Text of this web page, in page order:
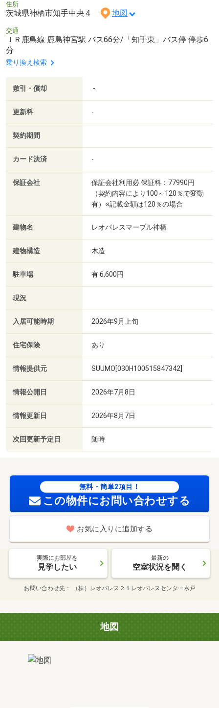
住所
茨城県神栖市知手中央４ 地図
交通
ＪＲ鹿島線 鹿島神宮駅 バス66分/「知手東」バス停 停歩6
分
乗り換え検索
敷引・償却 -
更新料 -
契約期間
カード決済 -
保証会社
保証会社利用必 保証料：77990円
（契約内容により100～120％で変動
有）※記載金額は120％の場合
建物名 レオパレスマーブル神栖
建物構造 木造
駐車場 有 6,600円
現況
入居可能時期 2026年9月上旬
住宅保険 あり
情報提供元 SUUMO[030H100515847342]
情報公開日 2026年7月8日
情報更新日 2026年8月7日
次回更新予定日 随時
無料・簡単2項目！
この物件にお問い合わせする
お気に入りに追加する
実際にお部屋を
見学したい
最新の
空室状況を聞く
お問い合わせ先 （株）レオパレス２１レオパレスセンター水戸
地図